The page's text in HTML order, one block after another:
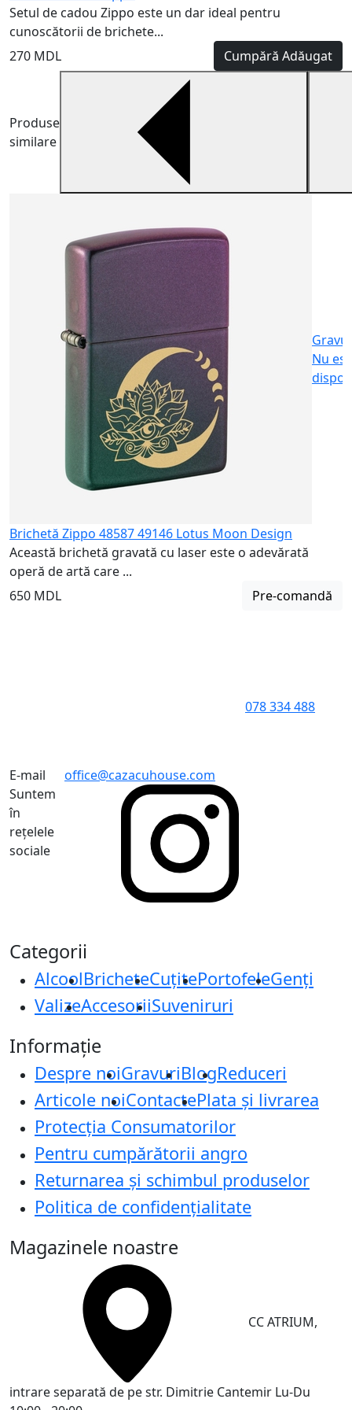
Setul de cadou Zippo este un dar ideal pentru
cunoscătorii de brichete...
270 MDL
Cumpără Adăugat
Produse
similare
Nu
Brichetă Zippo 48587 49146 Lotus Moon Design
Această brichetă gravată cu laser este o adevărată
operă de artă care ...
650 MDL
Pre-comandă
078 334 488
E-mail
office@cazacuhouse.com
Suntem
în
rețelele
sociale
Categorii
AlcoolBricheteCuțitePortofeleGenți
ValizeAccesoriiSuveniruri
Informație
Despre noiGravuriBlogReduceri
Articole noiContactePlata și livrarea
Protecţia Consumatorilor
Pentru cumpărătorii angro
Returnarea și schimbul produselor
Politica de confidențialitate
Magazinele noastre
CC ATRIUM,
intrare separată de pe str. Dimitrie Cantemir Lu-Du